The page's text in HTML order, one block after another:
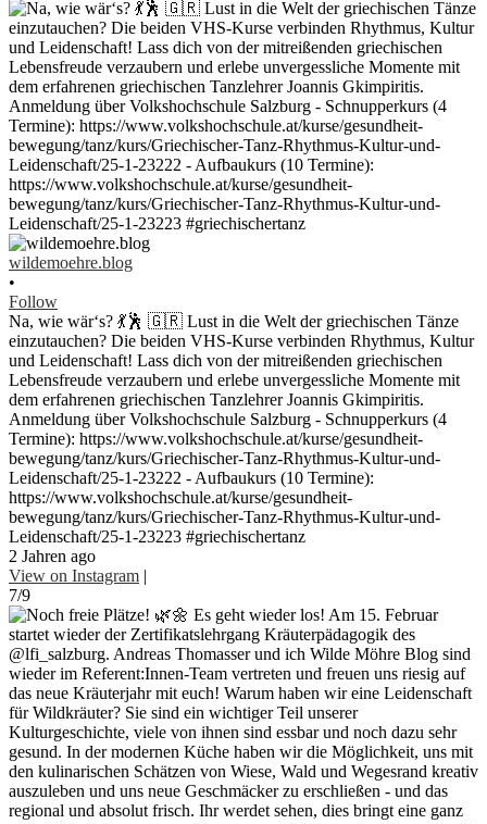
wildemoehre.blog
•
Follow
Na, wie wär‘s? 💃🕺 🇬🇷 Lust in die Welt der griechischen Tänze
einzutauchen? Die beiden VHS-Kurse verbinden Rhythmus, Kultur
und Leidenschaft! Lass dich von der mitreißenden griechischen
Lebensfreude verzaubern und erlebe unvergessliche Momente mit
dem erfahrenen griechischen Tanzlehrer Joannis Gkimpiritis.
Anmeldung über Volkshochschule Salzburg - Schnupperkurs (4
Termine): https://www.volkshochschule.at/kurse/gesundheit-
bewegung/tanz/kurs/Griechischer-Tanz-Rhythmus-Kultur-und-
Leidenschaft/25-1-23222 - Aufbaukurs (10 Termine):
https://www.volkshochschule.at/kurse/gesundheit-
bewegung/tanz/kurs/Griechischer-Tanz-Rhythmus-Kultur-und-
Leidenschaft/25-1-23223 #griechischertanz
2 Jahren ago
View on Instagram |
7/9